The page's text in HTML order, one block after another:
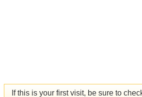
If this is your first visit, be sure to